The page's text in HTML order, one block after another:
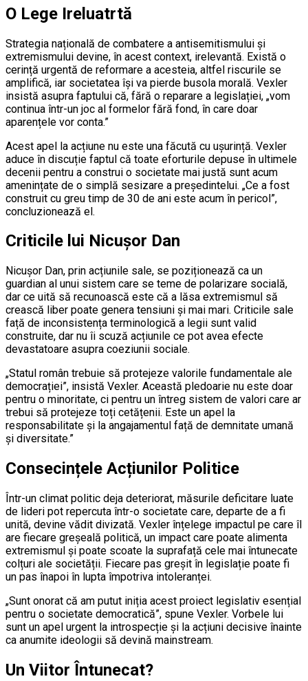
O Lege Ireluatrtă
Strategia națională de combatere a antisemitismului și
extremismului devine, în acest context, irelevantă. Există o
cerință urgentă de reformare a acesteia, altfel riscurile se
amplifică, iar societatea își va pierde busola morală. Vexler
insistă asupra faptului că, fără o reparare a legislației, „vom
continua într-un joc al formelor fără fond, în care doar
aparențele vor conta.”
Acest apel la acțiune nu este una făcută cu ușurință. Vexler
aduce în discuție faptul că toate eforturile depuse în ultimele
decenii pentru a construi o societate mai justă sunt acum
amenințate de o simplă sesizare a președintelui. „Ce a fost
construit cu greu timp de 30 de ani este acum în pericol”,
concluzionează el.
Criticile lui Nicușor Dan
Nicușor Dan, prin acțiunile sale, se poziționează ca un
guardian al unui sistem care se teme de polarizare socială,
dar ce uită să recunoască este că a lăsa extremismul să
crească liber poate genera tensiuni și mai mari. Criticile sale
față de inconsistența terminologică a legii sunt valid
construite, dar nu îi scuză acțiunile ce pot avea efecte
devastatoare asupra coeziunii sociale.
„Statul român trebuie să protejeze valorile fundamentale ale
democrației”, insistă Vexler. Această pledoarie nu este doar
pentru o minoritate, ci pentru un întreg sistem de valori care ar
trebui să protejeze toți cetățenii. Este un apel la
responsabilitate și la angajamentul față de demnitate umană
și diversitate.”
Consecințele Acțiunilor Politice
Într-un climat politic deja deteriorat, măsurile deficitare luate
de lideri pot repercuta într-o societate care, departe de a fi
unită, devine vădit divizată. Vexler înțelege impactul pe care îl
are fiecare greșeală politică, un impact care poate alimenta
extremismul și poate scoate la suprafață cele mai întunecate
colțuri ale societății. Fiecare pas greșit în legislație poate fi
un pas înapoi în lupta împotriva intoleranței.
„Sunt onorat că am putut iniția acest proiect legislativ esențial
pentru o societate democratică”, spune Vexler. Vorbele lui
sunt un apel urgent la introspecție și la acțiuni decisive înainte
ca anumite ideologii să devină mainstream.
Un Viitor Întunecat?